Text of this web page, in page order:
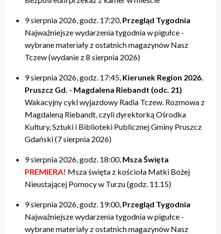
20:00 – relacje
21:40 – Pytania do Prezydenta / Pytania do Starosty
22:00 – relacje
20:00 – relacje
21:40 – Opinie w Radiu Tczew
22:00 – relacje
19:40 – Kulturalne pogaduszki / Fabryczne Pogaduszki
20:00 – relacje
21:20 – Nasz Tczew, Pogoda
21:40 – KinoteTka
21:50 – Kulturalne pogaduszki / Fabryczne Pogaduszki
22:00 – relacje
19:50 – relacje
21:40 – Tczew Mówi
21:50 – relacje
17:40 – Powtórki programów z tygodnia
20:40 – relacje tygodnia
9 sierpnia 2026, godz. 17:20, Przegląd Tygodnia
Najważniejsze wydarzenia tygodnia w pigułce -
wybrane materiały z ostatnich magazynów Nasz
Tczew (wydanie z 8 sierpnia 2026)
9 sierpnia 2026, godz. 17:45, Kierunek Region 2026.
Pruszcz Gd. - Magdalena Riebandt (odc. 21)
Wakacyjny cykl wyjazdowy Radia Tczew. Rozmowa z
Magdaleną Riebandt, czyli dyrektorką Ośrodka
Kultury, Sztuki i Biblioteki Publicznej Gminy Pruszcz
Gdański (7 sierpnia 2026)
9 sierpnia 2026, godz. 18:00, Msza Święta
PREMIERA! Msza święta z kościoła Matki Bożej
Nieustającej Pomocy w Turzu (godz. 11.15)
9 sierpnia 2026, godz. 19:00, Przegląd Tygodnia
Najważniejsze wydarzenia tygodnia w pigułce -
wybrane materiały z ostatnich magazynów Nasz